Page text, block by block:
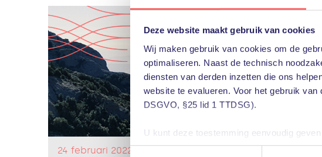
Deze website maakt gebruik van cookies
Wij maken gebruik van cookies om de
optimaliseren. Naast de technisch
diensten van derden inzetten die ons
website te evalueren. Voor het gebruik
DSGVO, §25 lid 1 TTDSG).
U kunt deze toestemming eenvoudig
u het gebruik van niet-essentiële diensten
Toestemmingsselectie
24 februari 2022